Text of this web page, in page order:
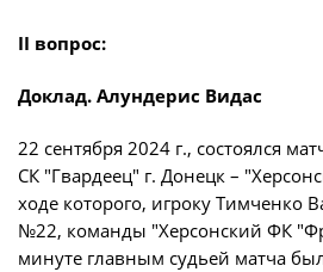
II вопрос:
Доклад. Алундерис Видас
22 сентября 2024 г., состоялся
СК "Гвардеец" г. Донецк –
ходе которого, игроку Тимченко
№22, команды "Херсонский ФК
минуте главным судьей матча